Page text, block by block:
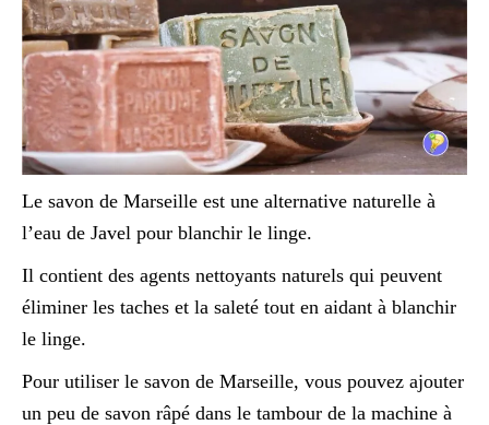
Le savon de Marseille est une alternative naturelle à
l’eau de Javel pour blanchir le linge.
Il contient des agents nettoyants naturels qui peuvent
éliminer les taches et la saleté tout en aidant à blanchir
le linge.
Pour utiliser le savon de Marseille, vous pouvez ajouter
un peu de savon râpé dans le tambour de la machine à